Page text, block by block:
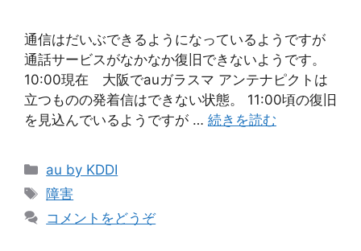
通信はだいぶできるようになっているようですが
通話サービスがなかなか復旧できないようです。
10:00現在 大阪でauガラスマ アンテナピクトは
立つものの発着信はできない状態。 11:00頃の復旧
を見込んでいるようですが … 続きを読む
カ
テ
リ
au by KDDI
タ
グ
障害
コメントをどうぞ